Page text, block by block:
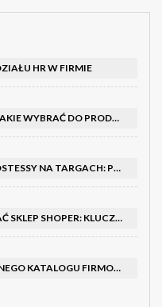
HR W FIRMIE
RODZAJE FALCAREK I BIGÓWEK: JAKIE WYBRAĆ DO PRODUKCJI?
JAK SKUTECZNIE PROWADZIĆ HOSTESSY NA TARGACH: PORADNIK I SZKOLENIA
JAK SKUTECZNIE POZYCJONOWAĆ SKLEP SHOPER: KLUCZOWE KROKI I STRATEGIE
KLUCZOWE ELEMENTY SKUTECZNEGO KATALOGU FIRMOWEGO I BROSZURY